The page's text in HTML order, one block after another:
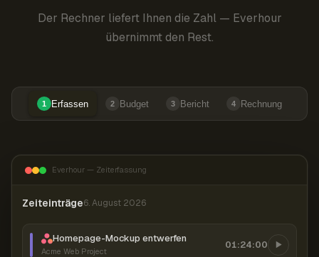
Der Rechner liefert Ihnen die Zahl — Everhour
übernimmt den Rest.
1 Erfassen 2 Budget 3 Bericht 4 Rechnung
Everhour — Zeiterfassung
Zeiteinträge6. August 2026
Homepage-Mockup entwerfen
Acme Web Project
01:24:00